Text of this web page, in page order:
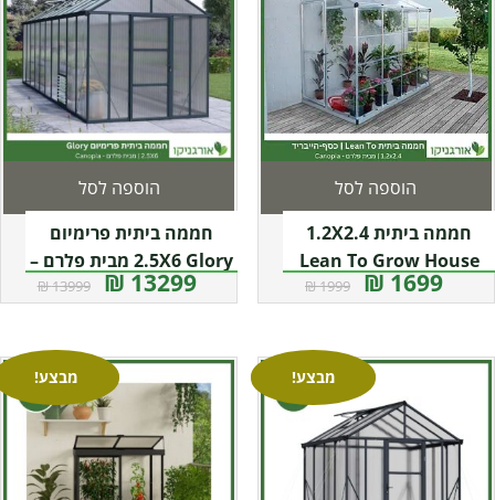
חממה ביתית 1.2X2.4
Lean To Grow House
כסף-הייבריד מבית פלרם –
1699 ₪
1999 ₪
הוספה לסל
חממה ביתית פרימיום
2.5X6 Glory מבית פלרם –
קנופיה13299 ₪
13999 ₪
הוספה לסל
מבצע! מבצע!